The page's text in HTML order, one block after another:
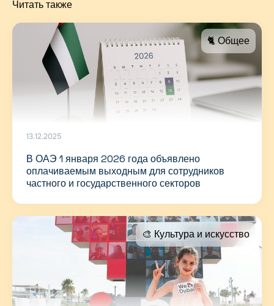
Читать также
🐈 Общее
13.12.2025
В ОАЭ 1 января 2026 года объявлено
оплачиваемым выходным для сотрудников
частного и государственного секторов
🎨 Культура и искусство